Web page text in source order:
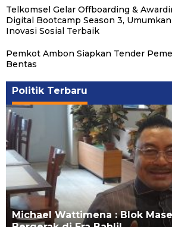
Telkomsel Gelar Offboarding &
Digital Bootcamp Season 3,
Inovasi Sosial Terbaik
Pemkot Ambon Siapkan Tender
Bentas
Politik Terbaru
Michael Wattimena : Blok